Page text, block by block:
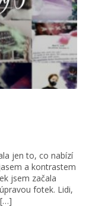
jen to, co nabízí
a kontrastem
jsem začala
fotek. Lidi,